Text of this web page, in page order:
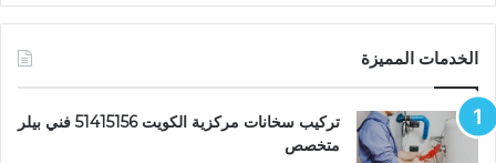
الخدمات المميزة
تركيب سخانات مركزية الكويت 51415156 فني بيلر
متخصص